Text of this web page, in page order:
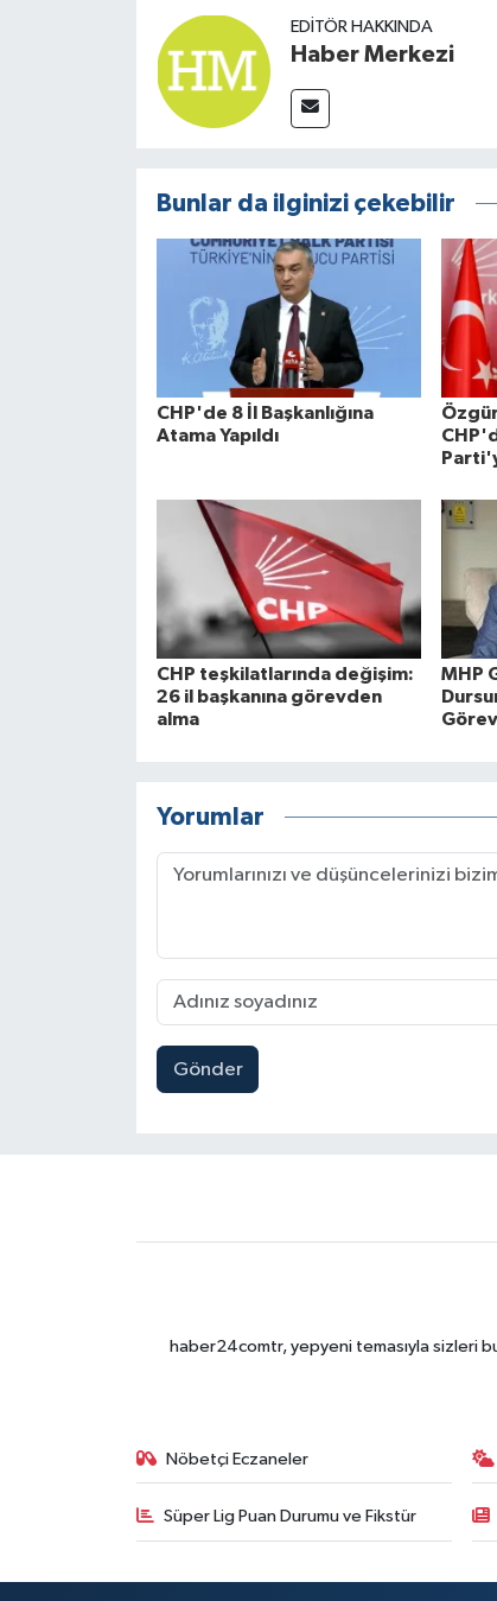
EDITÖR HAKKINDA
Haber Merkezi
Bunlar da ilginizi çekebilir
CHP'de 8 İl Başkanlığına
Atama Yapıldı
CHP teşkilatlarında değişim:
26 il başkanına görevden
alma
MHP
Yorumlar
Gönder
haber24comtr, yepyeni temasıyla sizleri
Nöbetçi Eczaneler
Süper Lig Puan Durumu ve Fikstür